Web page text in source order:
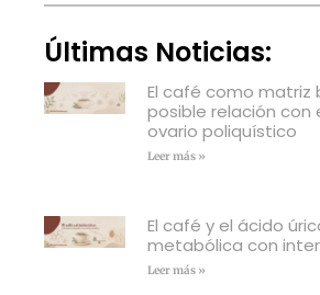
Últimas Noticias:
El café como matriz
posible relación con
ovario poliquístico
Leer más »
El café y el ácido
metabólica con
Leer más »